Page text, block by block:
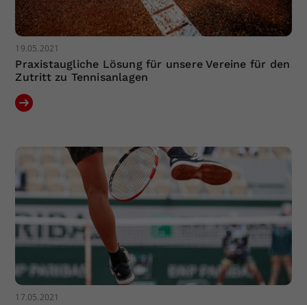
19.05.2021
Praxistaugliche Lösung für unsere Vereine für den
Zutritt zu Tennisanlagen
17.05.2021